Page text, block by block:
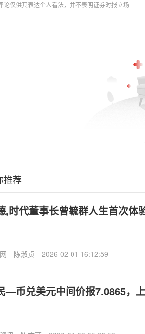
论仅供其表达个人看法，并不表明证券时报立场
推荐
,时代董事长曾毓群人生首次体
陈淑贞 2026-02-01 16:12:59
—币兑美元中间价报7.0865，